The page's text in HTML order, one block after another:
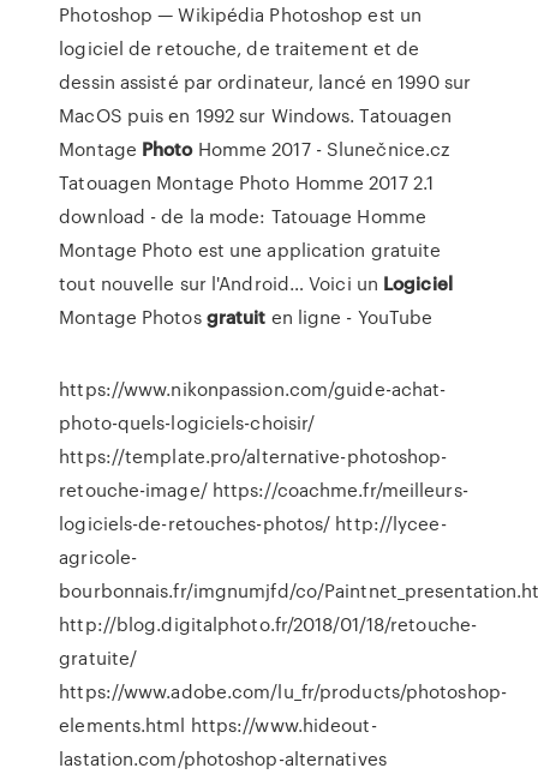
Photoshop — Wikipédia Photoshop est un
logiciel de retouche, de traitement et de
dessin assisté par ordinateur, lancé en 1990 sur
MacOS puis en 1992 sur Windows.Tatouagen
Montage PhotoHomme 2017 - Slunečnice.cz
Tatouagen Montage Photo Homme 2017 2.1
download - de la mode: Tatouage Homme
Montage Photo est une application gratuite
tout nouvelle sur l'Android…Voici un Logiciel
Montage Photosgratuit en ligne - YouTube
https://www.nikonpassion.com/guide-achat-
photo-quels-logiciels-choisir/
https://template.pro/alternative-photoshop-
retouche-image/ https://coachme.fr/meilleurs-
logiciels-de-retouches-photos/ http://lycee-
agricole-
bourbonnais.fr/imgnumjfd/co/
http://blog.digitalphoto.fr/2018/01/18/retouche-
gratuite/
https://www.adobe.com/lu_fr/products/photoshop-
elements.html https://www.hideout-
lastation.com/photoshop-alternatives